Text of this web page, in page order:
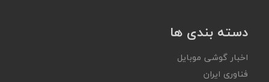
دسته بندی ها
اخبار گوشی موبایل
فناوری ایران